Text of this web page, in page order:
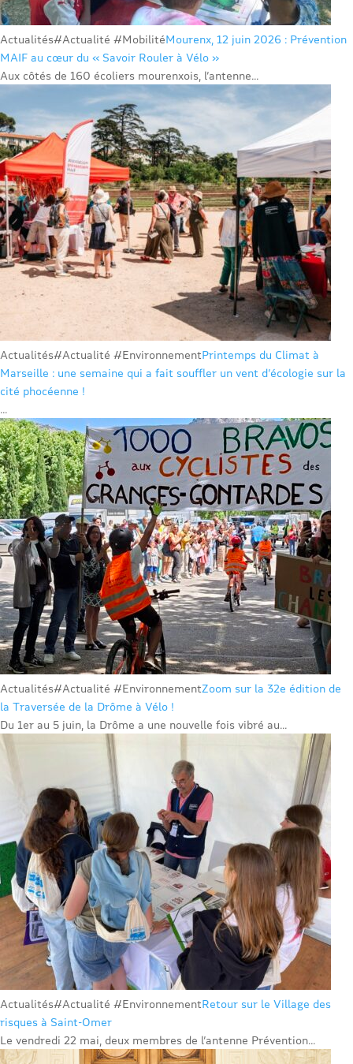
Actualités#Actualité #MobilitéMourenx, 12 juin 2026 : Prévention
MAIF au cœur du « Savoir Rouler à Vélo »
Aux côtés de 160 écoliers mourenxois, l’antenne...
Actualités#Actualité #EnvironnementPrintemps du Climat à
Marseille : une semaine qui a fait souffler un vent d’écologie sur la
cité phocéenne !
...
Actualités#Actualité #EnvironnementZoom sur la 32e édition de
la Traversée de la Drôme à Vélo !
Du 1er au 5 juin, la Drôme a une nouvelle fois vibré au...
Actualités#Actualité #EnvironnementRetour sur le Village des
risques à Saint-Omer
Le vendredi 22 mai, deux membres de l’antenne Prévention...